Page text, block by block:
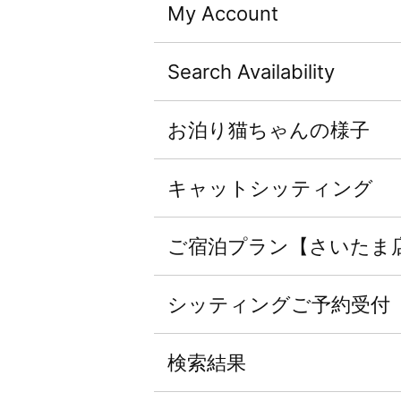
My Account
Search Availability
お泊り猫ちゃんの様子
キャットシッティング
ご宿泊プラン【さいたま
シッティングご予約受付
検索結果